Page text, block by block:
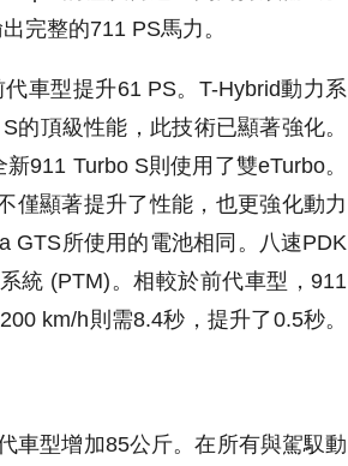
完整的711 PS馬力。
車型提升61 PS。T-Hybrid動力系
頂級性能，此技術已顯著強化。
911 Turbo S則使用了雙eTurbo。
僅顯著提升了性能，也更強化動力
GTS所使用的電池相同。八速PDK
統 (PTM)。相較於前代車型，911
km/h則需8.4秒，提升了0.5秒。
車型增加85公斤。在所有與駕馭動